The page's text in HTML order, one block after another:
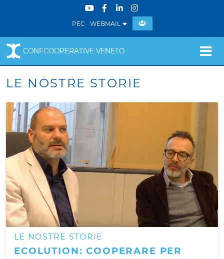
PEC WEBMAIL
CONFCOOPERATIVE VENETO
LE NOSTRE STORIE
LE NOSTRE STORIE
ECOLUTION: COOPERARE PER